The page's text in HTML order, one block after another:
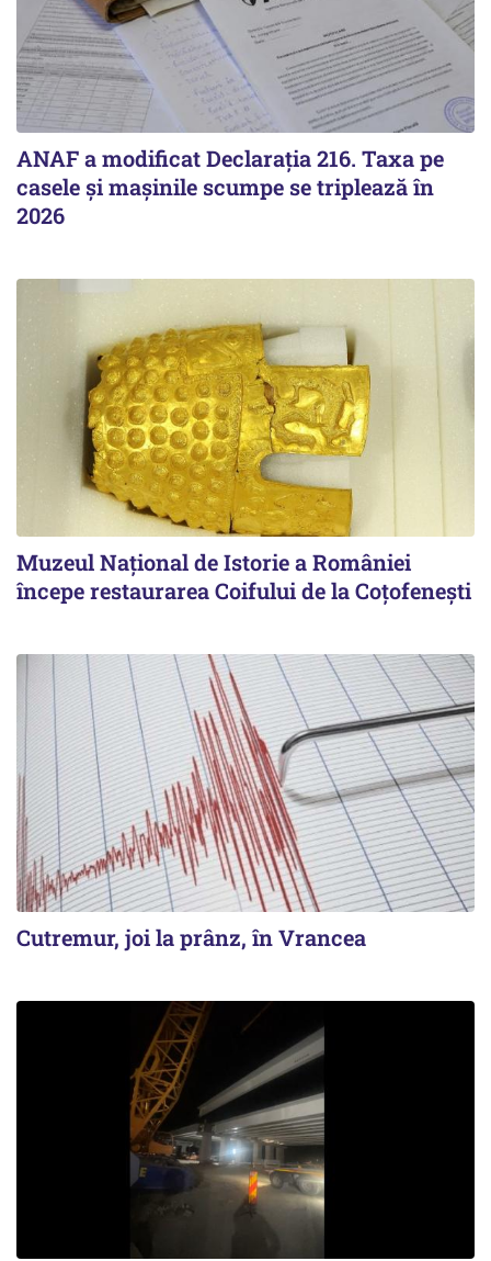
ANAF a modificat Declarația 216. Taxa pe
casele și mașinile scumpe se triplează în
2026
Muzeul Național de Istorie a României
începe restaurarea Coifului de la Coțofenești
Cutremur, joi la prânz, în Vrancea